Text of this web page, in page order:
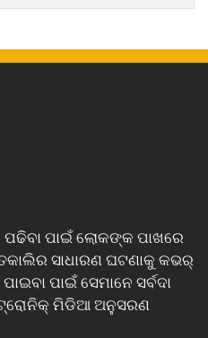
ପାଇଁ ଲୋକଙ୍କ ପାଖରେ
ସାଧାରଣ ଘଟଣାକୁ କଭର୍
ପାଇଁ ସେମାନେ ସର୍ବଦା
ମିଡିଆ ଅନୁସରଣ